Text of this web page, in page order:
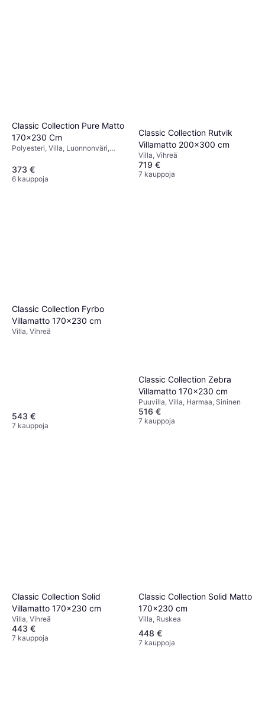
Classic Collection Pure Matto
170x230 Cm
Polyesteri, Villa, Luonnonväri,
373 €
6 kauppoja
Classic Collection Rutvik
Villamatto 200x300 cm
Villa, Vihreä
719 €
7 kauppoja
Classic Collection Fyrbo
Villamatto 170x230 cm
Villa, Vihreä
543 €
7 kauppoja
Classic Collection Zebra
Villamatto 170x230 cm
Puuvilla, Villa, Harmaa, Sininen
516 €
7 kauppoja
Classic Collection Solid
Villamatto 170x230 cm
Villa, Vihreä
443 €
7 kauppoja
Classic Collection Solid Matto
170x230 cm
Villa, Ruskea
448 €
7 kauppoja